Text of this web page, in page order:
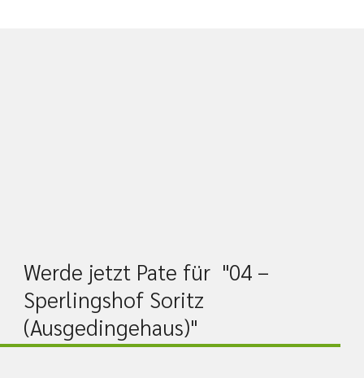
Werde jetzt Pate für "04 –
Sperlingshof Soritz
(Ausgedingehaus)"